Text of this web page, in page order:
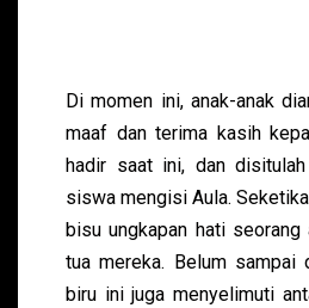
Di momen ini, anak-anak
maaf dan terima kasih
hadir saat ini, dan
siswa mengisi Aula.
bisu ungkapan hati seorang
tua mereka. Belum sampai
biru ini juga menyelimuti